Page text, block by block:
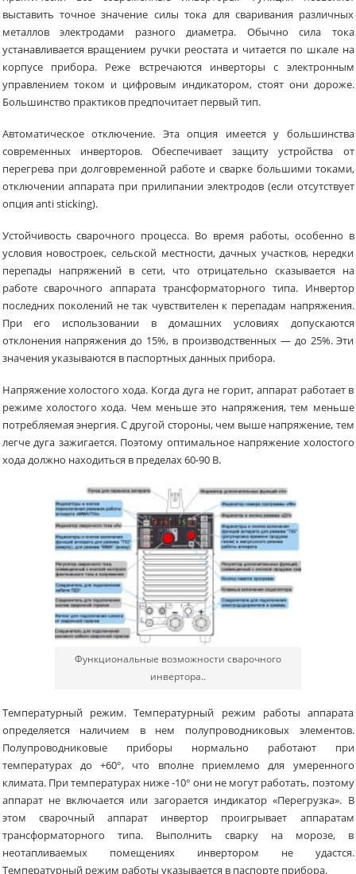
выставить точное значение силы тока для сваривания различных
металлов электродами разного диаметра. Обычно сила тока
устанавливается вращением ручки реостата и читается по шкале на
корпусе прибора. Реже встречаются инверторы с электронным
управлением током и цифровым индикатором, стоят они дороже.
Большинство практиков предпочитает первый тип.
Автоматическое отключение. Эта опция имеется у большинства
современных инверторов. Обеспечивает защиту устройства от
перегрева при долговременной работе и сварке большими токами,
отключении аппарата при прилипании электродов (если отсутствует
опция anti sticking).
Устойчивость сварочного процесса. Во время работы, особенно в
условия новостроек, сельской местности, дачных участков, нередки
перепады напряжений в сети, что отрицательно сказывается на
работе сварочного аппарата трансформаторного типа. Инвертор
последних поколений не так чувствителен к перепадам напряжения.
При его использовании в домашних условиях допускаются
отклонения напряжения до 15%, в производственных — до 25%. Эти
значения указываются в паспортных данных прибора.
Напряжение холостого хода. Когда дуга не горит, аппарат работает в
режиме холостого хода. Чем меньше это напряжения, тем меньше
потребляемая энергия. С другой стороны, чем выше напряжение, тем
легче дуга зажигается. Поэтому оптимальное напряжение холостого
хода должно находиться в пределах 60-90 В.
Функциональные возможности сварочного
инвертора..
Температурный режим. Температурный режим работы аппарата
определяется наличием в нем полупроводниковых элементов.
Полупроводниковые приборы нормально работают при
температурах до +60°, что вполне приемлемо для умеренного
климата. При температурах ниже -10° они не могут работать, поэтому
аппарат не включается или загорается индикатор «Перегрузка». В
этом сварочный аппарат инвертор проигрывает аппаратам
трансформаторного типа. Выполнить сварку на морозе, в
неотапливаемых помещениях инвертором не удастся.
Температурный режим работы указывается в паспорте прибора.